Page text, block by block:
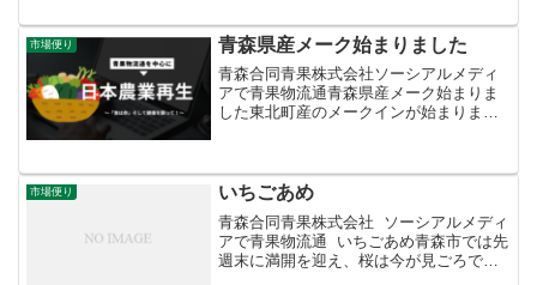
売市場の役割と青果物の流通についてお
話ししました。「野...
市場便り 青森県産メーク始まりました
青森合同青果株式会社ソーシアルメディ
アで青果物流通青森県産メーク始まりま
した東北町産のメークインが始まりまし
年は平年並みの落ち着いたスタートで
す。
市場便り いちごあめ
青森合同青果株式会社 ソーシアルメディ
アで青果物流通 いちごあめ青森市では先
週末に満開を迎え、桜は今が見ごろで